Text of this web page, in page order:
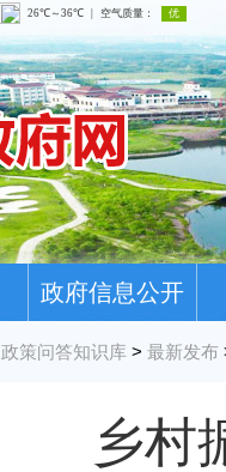
政府信息公开
政策问答知识库 > 最新发布
乡村